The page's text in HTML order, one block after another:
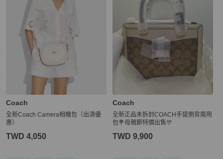
Coach
全新Coach Camera相機包（出清優
惠）
TWD 4,050
Coach
全新正品未拆封COACH手提側背兩用
包💐母親節特價出售🎊
TWD 9,900